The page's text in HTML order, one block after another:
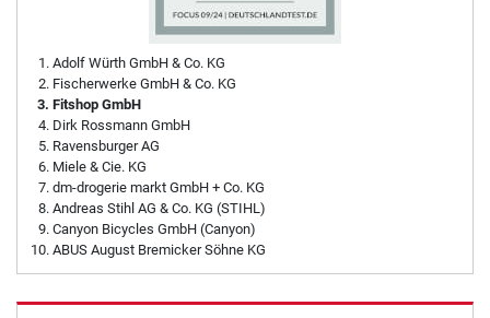
Adolf Würth GmbH & Co. KG
Fischerwerke GmbH & Co. KG
Fitshop GmbH
Dirk Rossmann GmbH
Ravensburger AG
Miele & Cie. KG
dm-drogerie markt GmbH + Co. KG
Andreas Stihl AG & Co. KG (STIHL)
Canyon Bicycles GmbH (Canyon)
ABUS August Bremicker Söhne KG